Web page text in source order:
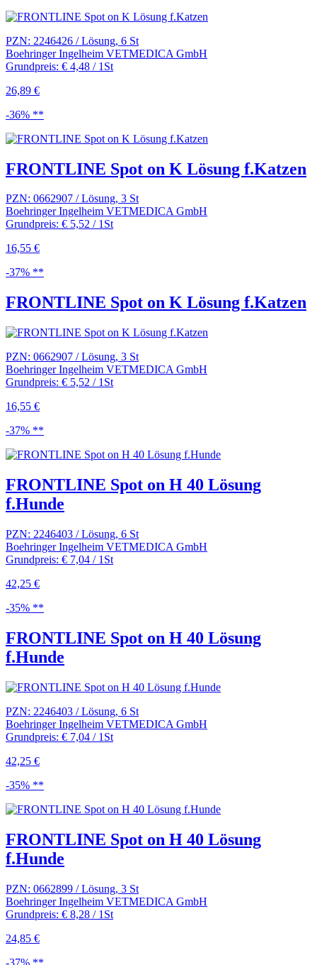
PZN: 2246426 / Lösung, 6 St
Boehringer Ingelheim VETMEDICA GmbH
Grundpreis: € 4,48 / 1St
26,89 €
-36% **
FRONTLINE Spot on K Lösung f.Katzen
PZN: 0662907 / Lösung, 3 St
Boehringer Ingelheim VETMEDICA GmbH
Grundpreis: € 5,52 / 1St
16,55 €
-37% **
FRONTLINE Spot on K Lösung f.Katzen
PZN: 0662907 / Lösung, 3 St
Boehringer Ingelheim VETMEDICA GmbH
Grundpreis: € 5,52 / 1St
16,55 €
-37% **
FRONTLINE Spot on H 40 Lösung
f.Hunde
PZN: 2246403 / Lösung, 6 St
Boehringer Ingelheim VETMEDICA GmbH
Grundpreis: € 7,04 / 1St
42,25 €
-35% **
FRONTLINE Spot on H 40 Lösung
f.Hunde
PZN: 2246403 / Lösung, 6 St
Boehringer Ingelheim VETMEDICA GmbH
Grundpreis: € 7,04 / 1St
42,25 €
-35% **
FRONTLINE Spot on H 40 Lösung
f.Hunde
PZN: 0662899 / Lösung, 3 St
Boehringer Ingelheim VETMEDICA GmbH
Grundpreis: € 8,28 / 1St
24,85 €
-37% **